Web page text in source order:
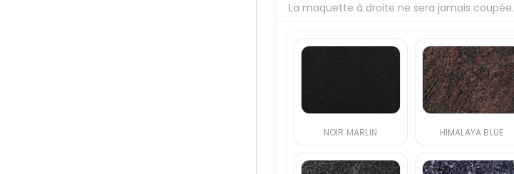
La maquette à droite ne sera jamais coupée.
NOIR MARLIN HIMALAYA BLUE